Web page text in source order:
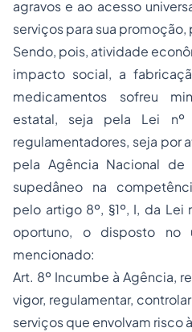
agravos e ao acesso
serviços para sua
Sendo, pois, atividade
impacto social, a
medicamentos sofreu
estatal, seja pela Lei
regulamentadores, seja por
pela Agência Nacional de
supedâneo na
pelo artigo 8º, §1º, I, da
oportuno, o disposto no
mencionado:
Art. 8º Incumbe à Agência,
vigor, regulamentar,
serviços que envolvam risco